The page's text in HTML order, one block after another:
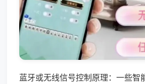
蓝牙或无线信号控制原理：一些智